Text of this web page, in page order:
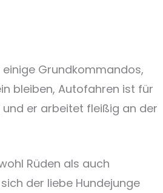
Grundkommandos,
bleiben, Autofahren ist für
er arbeitet fleißig an der
Rüden als auch
der liebe Hundejunge